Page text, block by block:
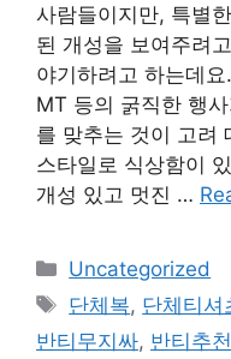
사람들이지만, 특별
된 개성을 보여주려
야기하려고 하는데
MT 등의 굵직한 행
를 맞추는 것이 고려
스타일로 식상함이
개성 있고 멋진 …
Categories
Uncategorized
Tags
단체복, 단체티셔
반티무지싸, 반티추천